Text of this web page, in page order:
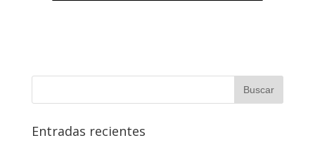
Entradas recientes